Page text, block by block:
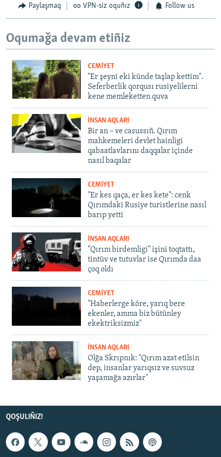
Paylaşmaq VPN-siz oquñız Follow us
Oqumağa devam etiñiz
CEMİYET
"Er şeyni eki künde taşlap kettim".
Seferberlik qorqusı rusiyelilerni
kene memleketten quva
İNSAN AQLARI
Bir an – ve casussıñ. Qırım
mahkemeleri devlet hainligi
qabaatlavlarını daqqalar içinde
nasıl baqalar
CEMİYET
"Er kes qaça, er kes kete": cenk
Qırımdaki Rusiye turistlerine nasıl
barıp yetti
İNSAN AQLARI
"Qırım birdemligi" işini toqtattı,
tintüv ve tutuvlar ise Qırımda daa
çoq oldı
CEMİYET
"Haberlerge köre, yarıq bere
ekenler, amma biz bütünley
ekektriksizmiz"
İNSAN AQLARI
Olğa Skrıpnık: "Qırım azat etilsin
dep, insanlar yarıqsız ve suvsuz
yaşamağa azırlar"
QOŞULIÑIZ!